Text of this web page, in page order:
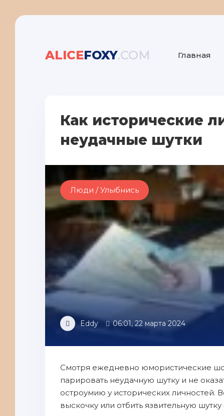
ALICEFOXY.COM Главная
Как исторические
неудачные шутки
Люди / Улыбнись
Eddy 06:01, 22 марта 2024
Смотря ежедневно юмористические
парировать неудачную шутку и не
остроумию у исторических личностей.
выскочку или отбить язвительную